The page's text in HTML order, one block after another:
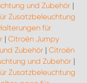
und Zubehör |
Zusatzbeleuchtung
für
| Citroën Jumpy
Zubehör | Citroën
und Zubehör |
Zusatzbeleuchtung